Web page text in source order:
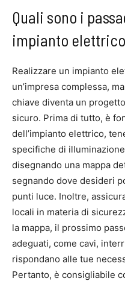
Quali sono i
impianto
Realizzare un impianto
un’impresa complessa,
chiave diventa un
sicuro. Prima di tutto, è
dell’impianto elettrico,
specifiche di
disegnando una mappa
segnando dove desideri
punti luce. Inoltre,
locali in materia di
la mappa, il prossimo
adeguati, come cavi,
rispondano alle tue
Pertanto, è consigliabile